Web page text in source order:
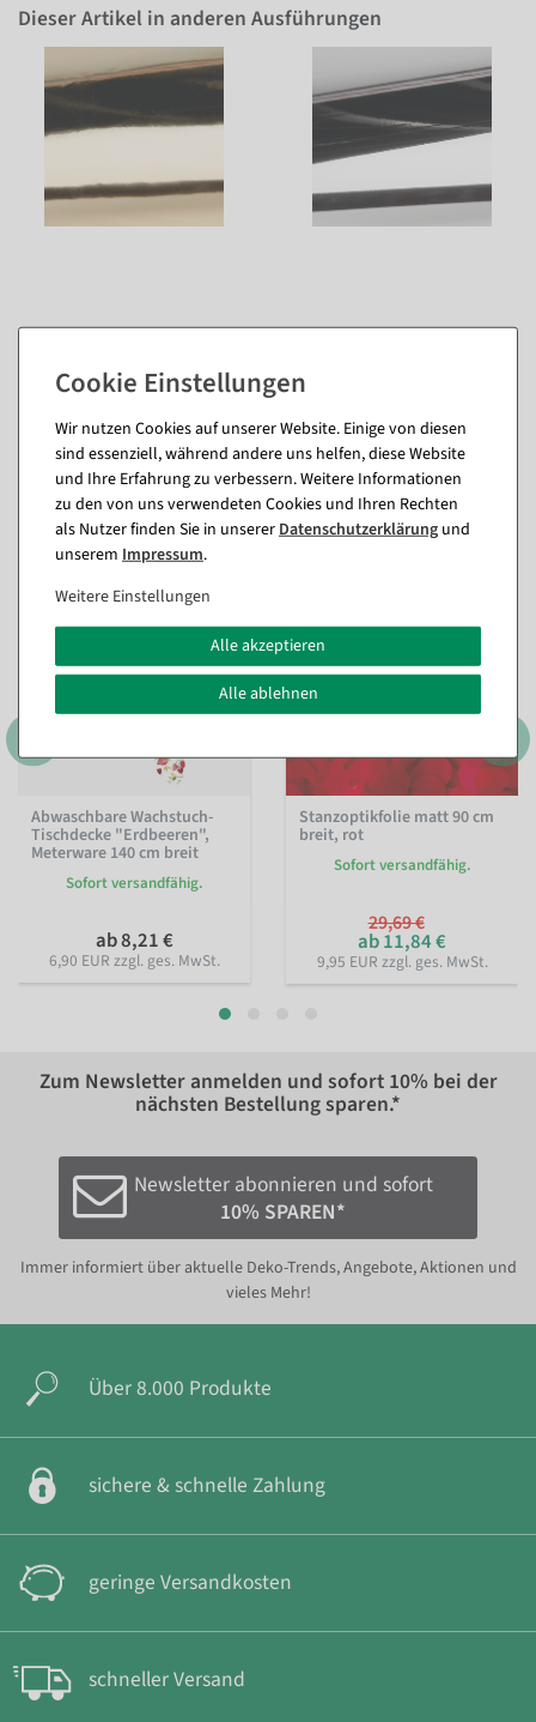
Dieser Artikel in anderen Ausführungen
Passende Artikel zu diesem Produkt
(8)
Abwaschbare Wachstuch-
Tischdecke "Erdbeeren",
Meterware 140 cm breit
Sofort versandfähig.
ab 8,21 €
6,90 EUR zzgl. ges. MwSt.
Stanzoptikfolie matt 90 cm
breit, rot
Sofort versandfähig.
29,69 €
ab 11,84 €
9,95 EUR zzgl. ges. MwSt.
Zum Newsletter anmelden und sofort 10% bei der
nächsten Bestellung sparen.*
Newsletter abonnieren und sofort
10% SPAREN*
Immer informiert über aktuelle Deko-Trends, Angebote, Aktionen und
vieles Mehr!
Über 8.000 Produkte
sichere & schnelle Zahlung
geringe Versandkosten
schneller Versand
Wir nutzen Cookies auf unserer Website. Einige von diesen
sind essenziell, während andere uns helfen, diese Website
und Ihre Erfahrung zu verbessern. Weitere Informationen
zu den von uns verwendeten Cookies und Ihren Rechten
als Nutzer finden Sie in unsererDaten­schutz­erklärung und
unserem Impressum.
Weitere Einstellungen
Alle akzeptieren
Alle ablehnen